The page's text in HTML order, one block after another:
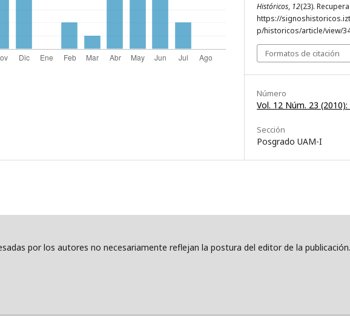
Históricos, 12(23).
https://
p/historicos/article/view/
Formatos de citación
Número
Vol. 12 Núm. 23
Sección
Posgrado UAM-I
por los autores no necesariamente reflejan la postura del editor de la publicación.